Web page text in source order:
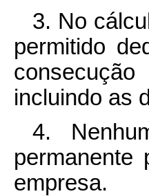
3. No
permitido
incluindo as
4.
permanente
empresa.